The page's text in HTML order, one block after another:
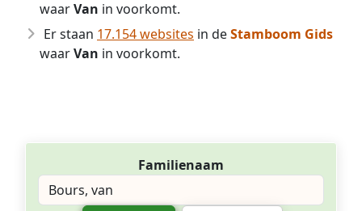
waarVan in voorkomt.
Er staan 17.154 websites in deStamboom Gids
waarVan in voorkomt.
Familienaam